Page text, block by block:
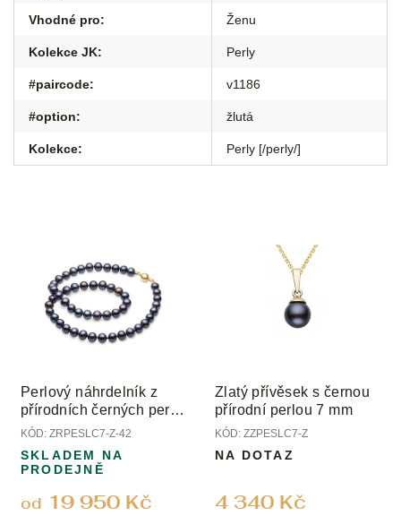
Vhodné pro: Ženu
Kolekce JK: Perly
#paircode: v1186
#option: žlutá
Kolekce: Perly [/perly/]
Perlový náhrdelník z
přírodních černých perel
s uzávěrem ze žlutého
KÓD: ZRPESLC7-Z-42
od 19 950 Kč
SKLADEM NA
PRODEJNĚ
Zlatý přívěsek s černou
přírodní perlou 7 mm
KÓD: ZZPESLC7-Z
4 340 Kč
NA DOTAZ